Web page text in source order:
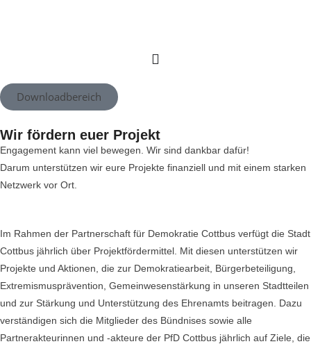
Downloadbereich
Wir fördern euer Projekt
Engagement kann viel bewegen. Wir sind dankbar dafür!
Darum unterstützen wir eure Projekte finanziell und mit einem starken
Netzwerk vor Ort.
Im Rahmen der Partnerschaft für Demokratie Cottbus verfügt die Stadt
Cottbus jährlich über Projektfördermittel. Mit diesen unterstützen wir
Projekte und Aktionen, die zur Demokratiearbeit, Bürgerbeteiligung,
Extremismusprävention, Gemeinwesenstärkung in unseren Stadtteilen
und zur Stärkung und Unterstützung des Ehrenamts beitragen. Dazu
verständigen sich die Mitglieder des Bündnises sowie alle
Partnerakteurinnen und -akteure der PfD Cottbus jährlich auf Ziele, die